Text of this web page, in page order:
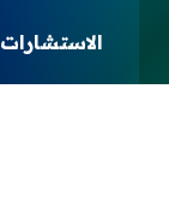
الاستشارات